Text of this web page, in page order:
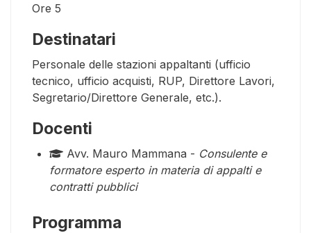
Ore 5
Destinatari
Personale delle stazioni appaltanti (ufficio
tecnico, ufficio acquisti, RUP, Direttore Lavori,
Segretario/Direttore Generale, etc.).
Docenti
Avv. Mauro Mammana - Consulente e
formatore esperto in materia di appalti e
contratti pubblici
Programma